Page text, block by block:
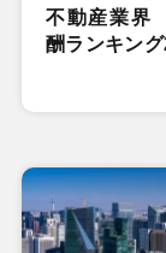
不動産業界
酬ランキン